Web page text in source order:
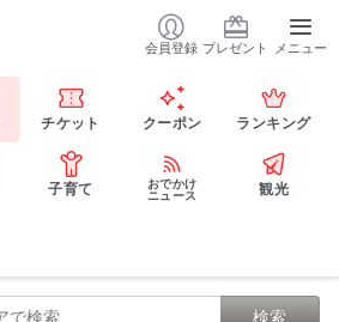
会員登録 プレゼント メニュー
チケット クーポン ランキング
子育て
おでかけ
ニュース
観光